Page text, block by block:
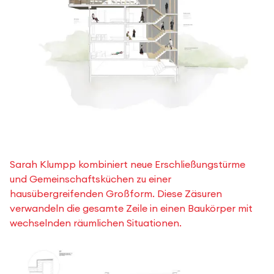
Sarah Klumpp kombiniert neue Erschließungstürme
und Gemeinschaftsküchen zu einer
hausübergreifenden Großform. Diese Zäsuren
verwandeln die gesamte Zeile in einen Baukörper mit
wechselnden räumlichen Situationen.